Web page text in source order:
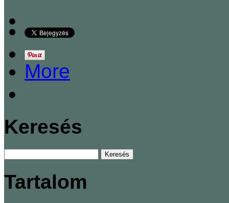
More
Keresés
Tartalom